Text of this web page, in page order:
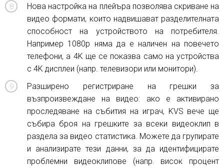
Нова настройка на плейъра позволява скриване на
видео формати, които надвишават разделителната
способност на устройството на потребителя.
Например 1080p няма да е наличен на повечето
телефони, а 4K ще се показва само на устройства
с 4K дисплеи (напр. телевизори или монитори).
Разширено регистриране на грешки за
възпроизвеждане на видео: ако е активирано
проследяване на събития на играч, KVS вече ще
събира броя на грешките за всеки видеоклип в
раздела за видео статистика. Можете да групирате
и анализирате тези данни, за да идентифицирате
проблемни видеоклипове (напр. висок процент